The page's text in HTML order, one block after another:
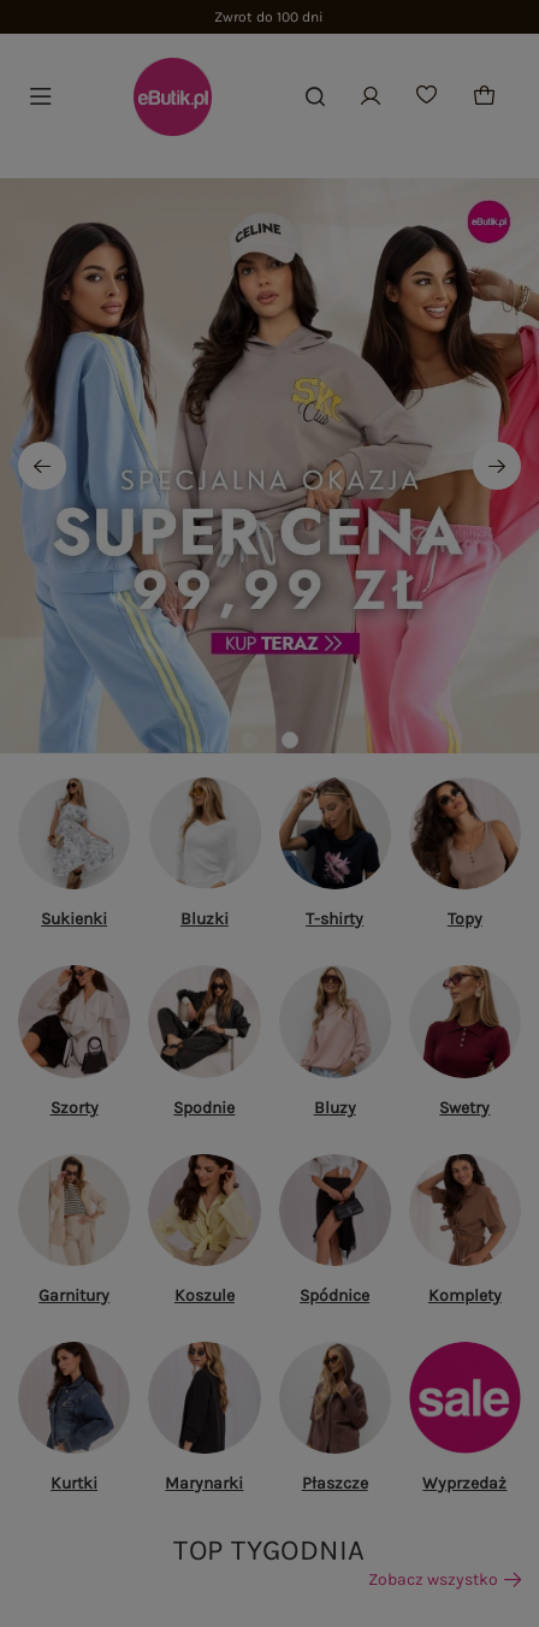
Zwrot do 100 dni
Sukienki Bluzki T-shirty Topy
Szorty Spodnie Bluzy Swetry
Garnitury Koszule Spódnice Komplety
Kurtki Marynarki Płaszcze Wyprzedaż
TOP TYGODNIA
Zobacz wszystko